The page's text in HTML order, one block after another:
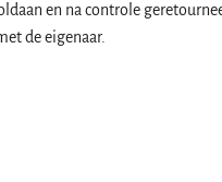
en na controle
de eigenaar.